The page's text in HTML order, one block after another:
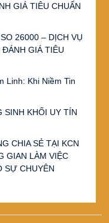
GIÁ TIÊU CHUẨN
26000 – DỊCH VỤ
GIÁ TIÊU
Linh: Khi Niềm Tin
SINH KHỐI UY TÍN
CHIA SẺ TẠI KCN
GIAN LÀM VIỆC
SỰ CHUYÊN